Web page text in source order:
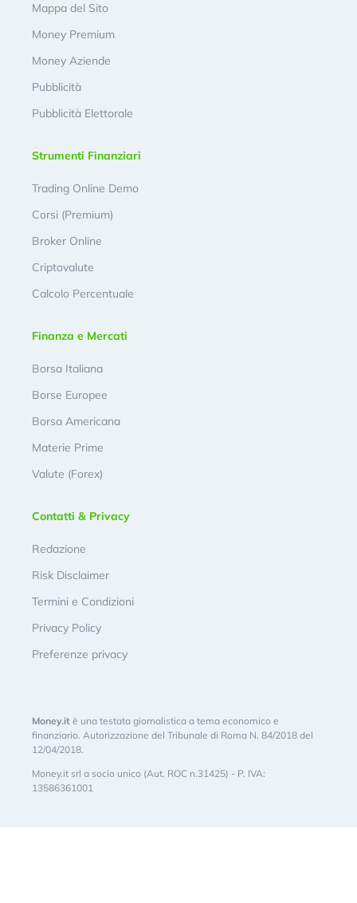
Mappa del Sito
Money Premium
Money Aziende
Pubblicità
Pubblicità Elettorale
Strumenti Finanziari
Trading Online Demo
Corsi (Premium)
Broker Online
Criptovalute
Calcolo Percentuale
Finanza e Mercati
Borsa Italiana
Borse Europee
Borsa Americana
Materie Prime
Valute (Forex)
Contatti & Privacy
Redazione
Risk Disclaimer
Termini e Condizioni
Privacy Policy
Preferenze privacy
Money.it è una testata giornalistica a tema economico e
finanziario. Autorizzazione del Tribunale di Roma N. 84/2018 del
12/04/2018.
Money.it srl a socio unico (Aut. ROC n.31425) - P. IVA:
13586361001